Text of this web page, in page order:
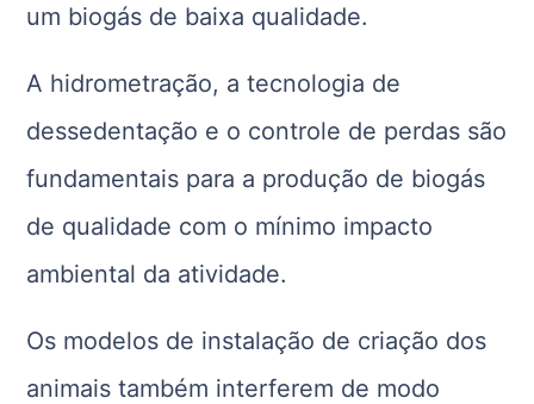
um biogás de baixa qualidade.
A hidrometração, a tecnologia de
dessedentação e o controle de perdas são
fundamentais para a produção de biogás
de qualidade com o mínimo impacto
ambiental da atividade.
Os modelos de instalação de criação dos
animais também interferem de modo